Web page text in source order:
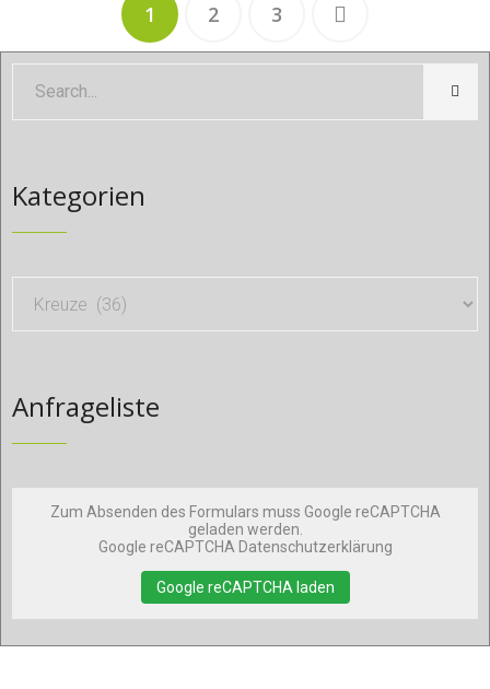
1 2 3
Kategorien
Anfrageliste
Zum Absenden des Formulars muss Google reCAPTCHA
geladen werden.
Google reCAPTCHA Datenschutzerklärung
Google reCAPTCHA laden